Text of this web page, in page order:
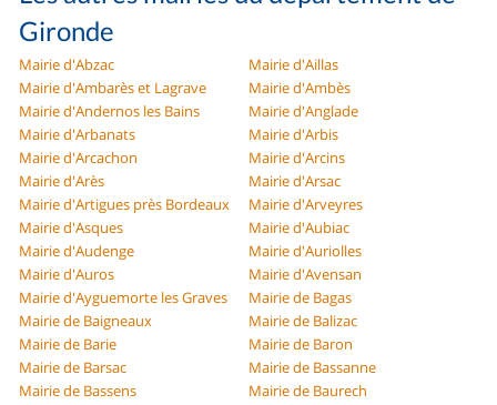
Gironde
Mairie d'Abzac
Mairie d'Aillas
Mairie d'Ambarès et Lagrave
Mairie d'Ambès
Mairie d'Andernos les Bains
Mairie d'Anglade
Mairie d'Arbanats
Mairie d'Arbis
Mairie d'Arcachon
Mairie d'Arcins
Mairie d'Arès
Mairie d'Arsac
Mairie d'Artigues près Bordeaux
Mairie d'Arveyres
Mairie d'Asques
Mairie d'Aubiac
Mairie d'Audenge
Mairie d'Auriolles
Mairie d'Auros
Mairie d'Avensan
Mairie d'Ayguemorte les Graves
Mairie de Bagas
Mairie de Baigneaux
Mairie de Balizac
Mairie de Barie
Mairie de Baron
Mairie de Barsac
Mairie de Bassanne
Mairie de Bassens
Mairie de Baurech